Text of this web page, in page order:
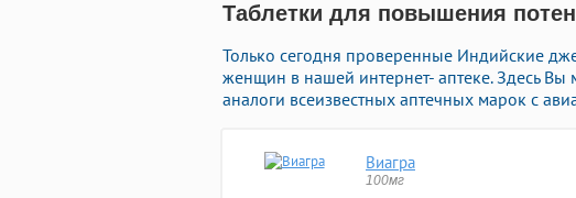
Таблетки для повышения
Только сегодня проверенные Индийские
женщин в нашей интернет- аптеке. Здесь
аналоги всеизвестных аптечных марок с
Виагра
100мг